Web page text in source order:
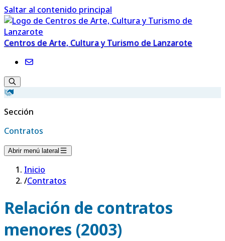
Saltar al contenido principal
Centros de Arte, Cultura y Turismo de Lanzarote
Sección
Contratos
Abrir menú lateral
Inicio
/Contratos
Relación de contratos
menores (2003)